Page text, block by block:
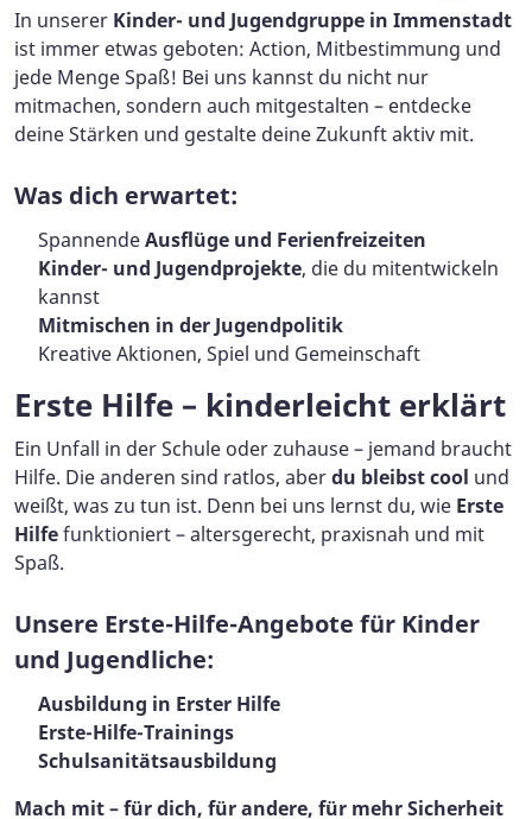
In unserer Kinder- und Jugendgruppe in Immenstadt
ist immer etwas geboten: Action, Mitbestimmung und
jede Menge Spaß! Bei uns kannst du nicht nur
mitmachen, sondern auch mitgestalten – entdecke
deine Stärken und gestalte deine Zukunft aktiv mit.
Was dich erwartet:
SpannendeAusflüge und Ferienfreizeiten
Kinder- und Jugendprojekte, die du mitentwickeln
kannst
Mitmischen in der Jugendpolitik
Kreative Aktionen, Spiel und Gemeinschaft
Erste Hilfe – kinderleicht erklärt
Ein Unfall in der Schule oder zuhause – jemand braucht
Hilfe. Die anderen sind ratlos, aberdu bleibst cool und
weißt, was zu tun ist. Denn bei uns lernst du, wie Erste
Hilfefunktioniert – altersgerecht, praxisnah und mit
Spaß.
Unsere Erste-Hilfe-Angebote für Kinder
und Jugendliche:
Ausbildung in Erster Hilfe
Erste-Hilfe-Trainings
Schulsanitätsausbildung
Mach mit – für dich, für andere, für mehr Sicherheit